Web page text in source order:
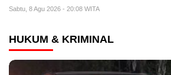
Sabtu, 8 Agu 2026 - 20:08 WITA
HUKUM & KRIMINAL